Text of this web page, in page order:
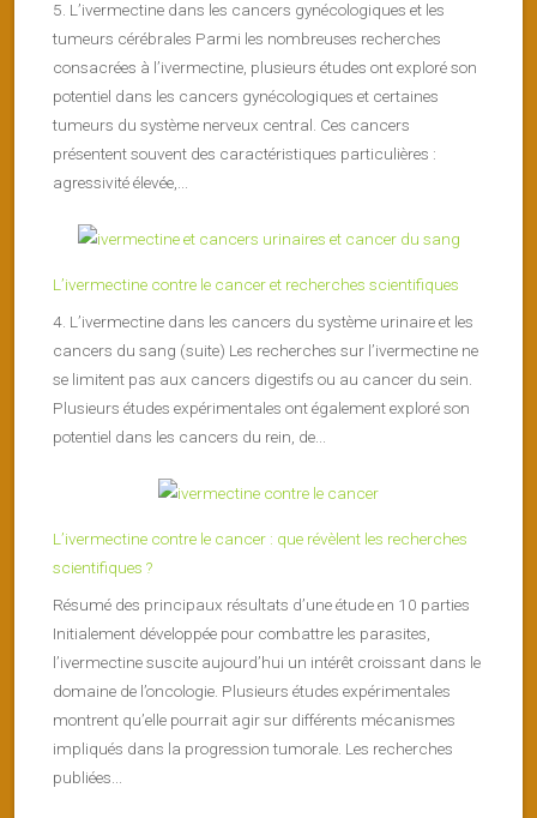
5. L’ivermectine dans les cancers gynécologiques et les
tumeurs cérébrales Parmi les nombreuses recherches
consacrées à l’ivermectine, plusieurs études ont exploré son
potentiel dans les cancers gynécologiques et certaines
tumeurs du système nerveux central. Ces cancers
présentent souvent des caractéristiques particulières :
agressivité élevée,...
L’ivermectine contre le cancer et recherches scientifiques
4. L’ivermectine dans les cancers du système urinaire et les
cancers du sang (suite) Les recherches sur l’ivermectine ne
se limitent pas aux cancers digestifs ou au cancer du sein.
Plusieurs études expérimentales ont également exploré son
potentiel dans les cancers du rein, de...
L’ivermectine contre le cancer : que révèlent les recherches
scientifiques ?
Résumé des principaux résultats d’une étude en 10 parties
Initialement développée pour combattre les parasites,
l’ivermectine suscite aujourd’hui un intérêt croissant dans le
domaine de l’oncologie. Plusieurs études expérimentales
montrent qu’elle pourrait agir sur différents mécanismes
impliqués dans la progression tumorale. Les recherches
publiées...